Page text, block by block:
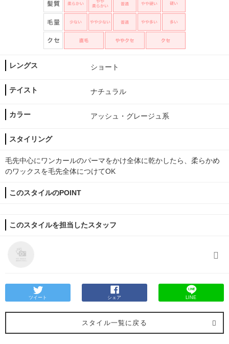
レングス ショート
テイスト ナチュラル
カラー アッシュ・グレージュ系
スタイリング
毛先中心にワンカールのパーマをかけ全体に乾かしたら、柔らかめ
のワックスを毛先全体につけてOK
このスタイルのPOINT
このスタイルを担当したスタッフ
ツイート シェア LINE
スタイル一覧に戻る